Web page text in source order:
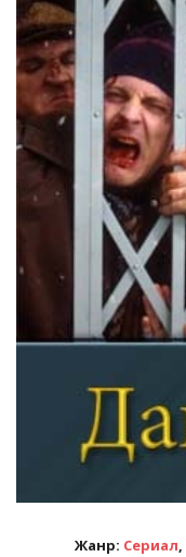
Жанр: Сериал,